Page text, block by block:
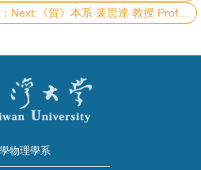
Next:《賀》本系 裴思達 教授 Prof. Stathes Paganis 榮獲 2021年 《財團法人中技社 傑出物理學術獎》 (CTCI Outstanding Physics Research Award)
物理學系